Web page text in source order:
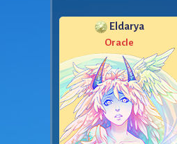
Eldarya
Oracle